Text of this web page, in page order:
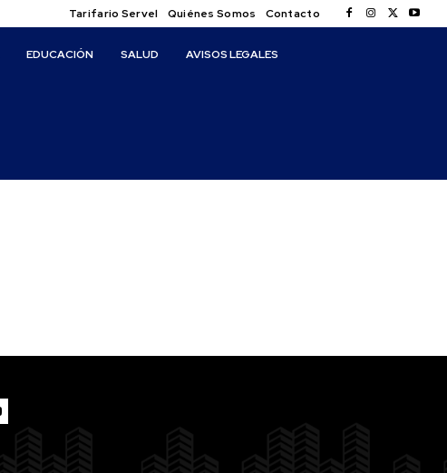
Tarifario Servel Quiénes Somos Contacto
EDUCACIÓN SALUD AVISOS LEGALES